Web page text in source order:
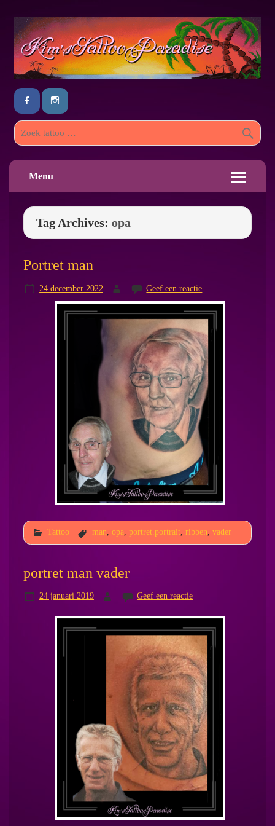
Menu
Tag Archives: opa
Portret man
24 december 2022 Geef een reactie
Tattoo man opa portret.portrait, ribben vader
portret man vader
24 januari 2019 Geef een reactie